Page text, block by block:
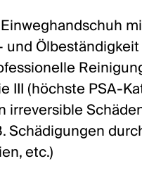
und
III (höchste PSA-
irreversible
Schädigungen
etc.)